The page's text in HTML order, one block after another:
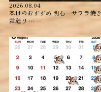
2026.08.04
本日のおすすめ ︎明石 サワラ焼き
霜造り …